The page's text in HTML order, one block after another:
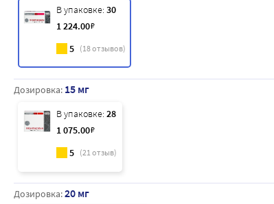
В упаковке: 30
1 224.00₽
5 (18отзывов)
Дозировка: 15 мг
В упаковке: 28
1 075.00₽
5 (21отзыв)
Дозировка:20 мг